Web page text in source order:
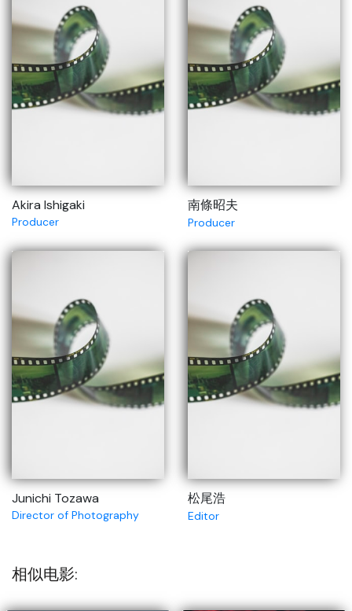
Akira Ishigaki
Producer
南條昭夫
Producer
Junichi Tozawa
Director of Photography
松尾浩
Editor
相似电影: